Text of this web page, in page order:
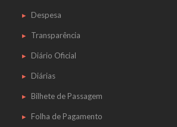
Despesa
Transparência
Diário Oficial
Diárias
Bilhete de Passagem
Folha de Pagamento